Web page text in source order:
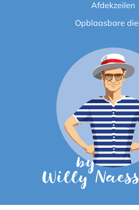
Afdekzeilen
Opblaasbare